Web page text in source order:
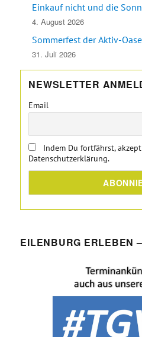
Einkauf nicht und die
4. August 2026
Sommerfest der Aktiv-
31. Juli 2026
NEWSLETTER
Email
Indem Du fortfährst,
Datenschutzerklärung.
EILENBURG ERLEBEN